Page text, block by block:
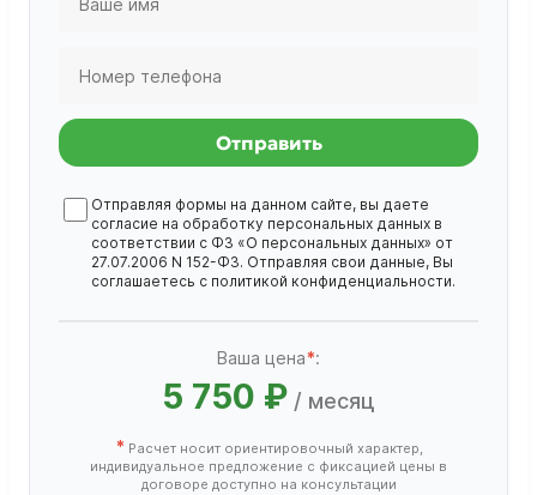
Отправить
Отправляя формы на данном сайте, вы даете
согласие на обработку персональных данных в
соответствии с ФЗ «О персональных данных» от
27.07.2006 N 152-ФЗ. Отправляя свои данные, Вы
соглашаетесь с политикой конфиденциальности.
Ваша цена*:
5 750 ₽ / месяц
* Расчет носит ориентировочный характер,
индивидуальное предложение с фиксацией цены в
договоре доступно на консультации